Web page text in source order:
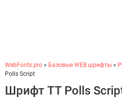
WebFonts.pro » Базовые WEB шрифты »
Polls Script
Шрифт TT Polls